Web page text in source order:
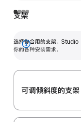
支架
选择你合用的支架。 Studio
你的各种安装需求。
展
可调倾斜度的支架